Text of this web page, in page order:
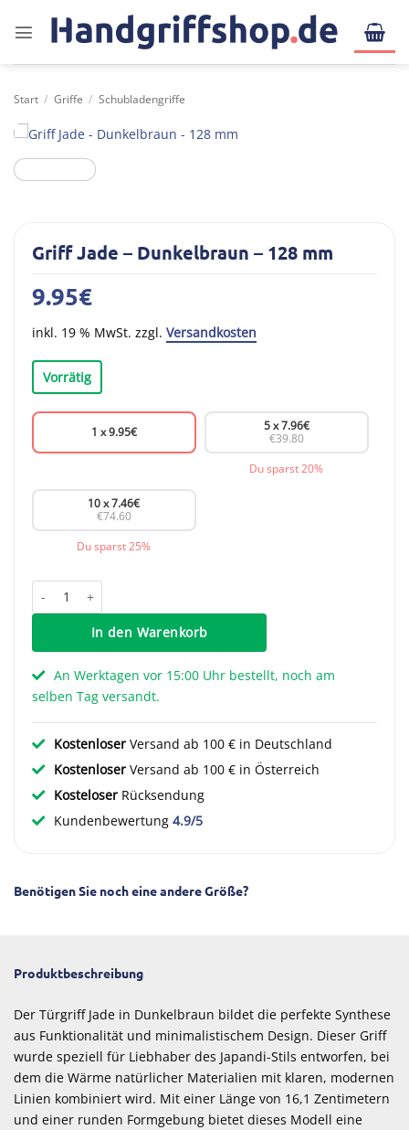
Inhalt
Start / Griffe / Schubladengriffe
Griff Jade – Dunkelbraun – 128 mm
9.95€
inkl. 19 % MwSt. zzgl. Versandkosten
Vorrätig
1 x9.95€ 5 x7.96€
€39.80
Du sparst 20%
10 x7.46€
€74.60
Du sparst 25%
Griff Jade - Dunkelbraun - 128 mm Menge
In den Warenkorb
An Werktagen vor 15:00 Uhr bestellt, noch am
selben Tag versandt.
Kostenloser Versand ab 100 € in Deutschland
Kostenloser Versand ab 100 € in Österreich
Kosteloser Rücksendung
Kundenbewertung 4.9/5
Benötigen Sie noch eine andere Größe?
Produktbeschreibung
Der Türgriff Jade in Dunkelbraun bildet die perfekte Synthese
aus Funktionalität und minimalistischem Design. Dieser Griff
wurde speziell für Liebhaber des Japandi-Stils entworfen, bei
dem die Wärme natürlicher Materialien mit klaren, modernen
Linien kombiniert wird. Mit einer Länge von 16,1 Zentimetern
und einer runden Formgebung bietet dieses Modell eine